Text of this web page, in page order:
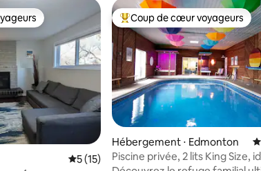
35 commentaires : 4,97 sur 5
les plus appréciés
Évaluation moyenne sur la base de 15
5 (15)
Coups de cœur voyageurs les
Coup de cœur voyageurs
Hébergement ⋅ Edmonton
Piscine privée, 2 lits King Size,